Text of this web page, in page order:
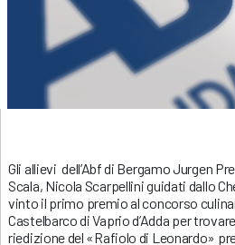
Gli allievi dell’Abf di Bergamo Jurgen
Scala, Nicola Scarpellini guidati dallo
vinto il primo premio al concorso
Castelbarco di Vaprio d’Adda per
riedizione del «Rafiolo di Leonardo»